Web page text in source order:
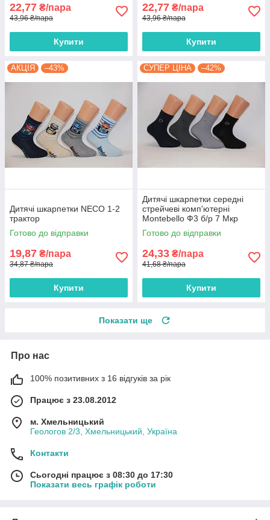
22,77 ₴/пара
43,96 ₴/пара
Купити
22,77 ₴/пара
43,96 ₴/пара
Купити
АКЦІЯ –43%
Дитячі шкарпетки NECO 1-2
трактор
Готово до відправки
19,87 ₴/пара
34,87 ₴/пара
Купити
СУПЕР ЦІНА –42%
Дитячі шкарпетки середні
стрейчеві комп'ютерні
Montebello Ф3 б/р 7 Мкр
однотонні
Готово до відправки
24,33 ₴/пара
41,68 ₴/пара
Купити
Показати ще
Про нас
100% позитивних з 16 відгуків за рік
Працює з 23.08.2012
м. Хмельницький
Геологов 2/3, Хмельницький, Україна
Контакти
Сьогодні працює з 08:30 до 17:30
Показати весь графік роботи